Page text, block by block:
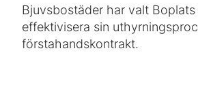
Bjuvsbostäder har valt
effektivisera sin
förstahandskontrakt.